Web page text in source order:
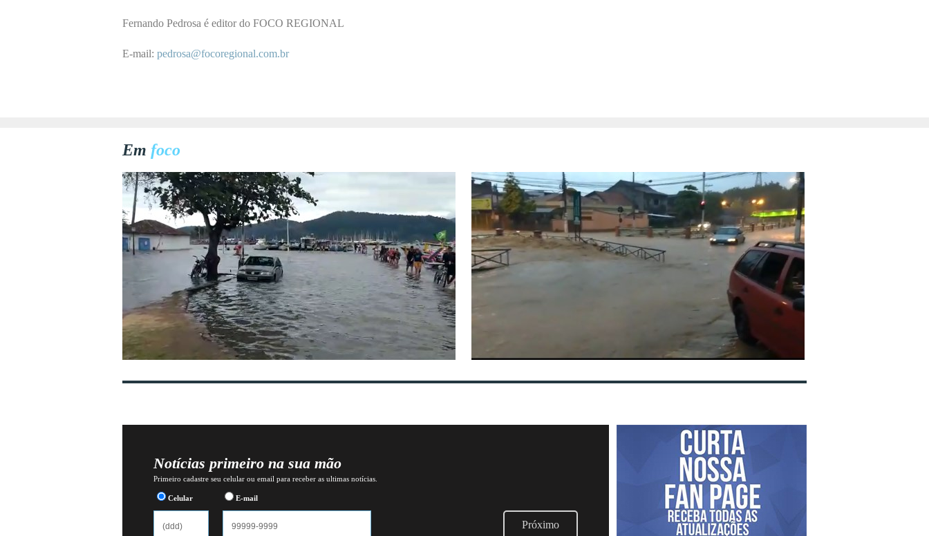
Fernando Pedrosa é editor do FOCO REGIONAL
E-mail: pedrosa@focoregional.com.br
Em foco
Notícias primeiro na sua mão
Primeiro cadastre seu celular ou email para receber as ultimas notícias.
Celular E-mail
Próximo